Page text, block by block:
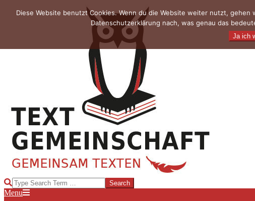
TEXTGEMEINSCHAFT
Search
Primary
Menu
Diese Website benutzt Cookies. Wenn du die Website weiter nutzt,
Datenschutzerklärung nach, was genau das
Ja ich